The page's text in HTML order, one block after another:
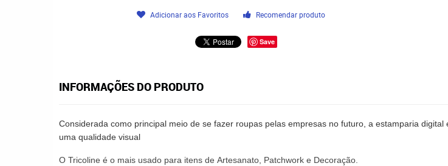
Adicionar aos Favoritos Recomendar produto
Save
INFORMAÇÕES DO PRODUTO
Considerada como principal meio de se fazer roupas pelas empresas no futuro, a estamparia
uma qualidade visual
O Tricoline é o mais usado para itens de Artesanato Patchwork e Decoração